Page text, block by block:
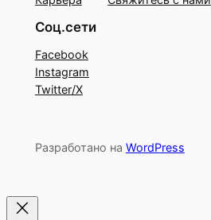
Соц.сети
Facebook
Instagram
Twitter/X
Разработано на WordPress